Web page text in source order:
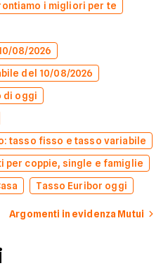
i migliori per te
08/2026
del 10/08/2026
di oggi
tasso fisso e tasso variabile
per coppie, single e famiglie
Tasso Euribor oggi
Argomenti in evidenza Mutui